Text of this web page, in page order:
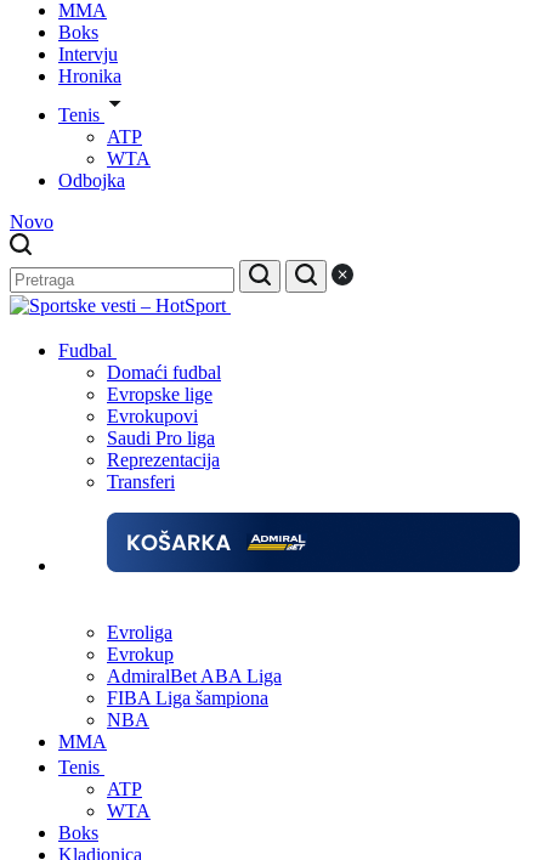
MMA
Boks
Intervju
Hronika
Tenis
ATP
WTA
Odbojka
Novo
Fudbal
Domaći fudbal
Evropske lige
Evrokupovi
Saudi Pro liga
Reprezentacija
Transferi
Evroliga
Evrokup
AdmiralBet ABA Liga
FIBA Liga šampiona
NBA
MMA
Tenis
ATP
WTA
Boks
Kladionica